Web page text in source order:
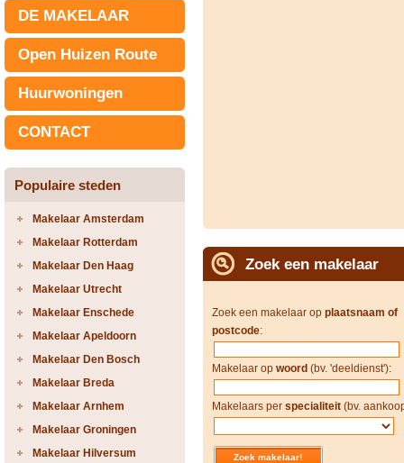
DE MAKELAAR
Open Huizen Route
Huurwoningen
CONTACT
Populaire steden
Makelaar Amsterdam
Makelaar Rotterdam
Makelaar Den Haag
Makelaar Utrecht
Makelaar Enschede
Makelaar Apeldoorn
Makelaar Den Bosch
Makelaar Breda
Makelaar Arnhem
Makelaar Groningen
Makelaar Hilversum
Zoek een makelaar
Zoek een makelaar op plaatsnaam of
postcode:
Makelaar op woord (bv. 'deeldienst'):
Makelaars per specialiteit (bv.